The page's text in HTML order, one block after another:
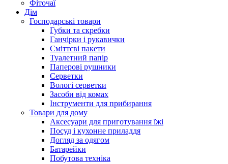
Фіточаї
Дім
Господарські товари
Губки та скребки
Ганчірки і рукавички
Сміттєві пакети
Туалетний папір
Паперові рушники
Серветки
Вологі серветки
Засоби від комах
Інструменти для прибирання
Товари для дому
Аксесуари для приготування їжі
Посуд і кухонне приладдя
Догляд за одягом
Батарейки
Побутова техніка